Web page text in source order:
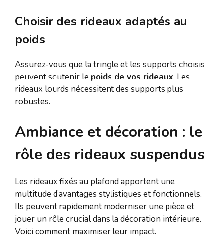
Choisir des rideaux adaptés au
poids
Assurez-vous que la tringle et les supports choisis
peuvent soutenir le poids de vos rideaux. Les
rideaux lourds nécessitent des supports plus
robustes.
Ambiance et décoration : le
rôle des rideaux suspendus
Les rideaux fixés au plafond apportent une
multitude d’avantages stylistiques et fonctionnels.
Ils peuvent rapidement moderniser une pièce et
jouer un rôle crucial dans la décoration intérieure.
Voici comment maximiser leur impact.